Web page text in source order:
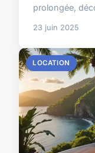
prolongée,
23 juin 2025
LOCATION